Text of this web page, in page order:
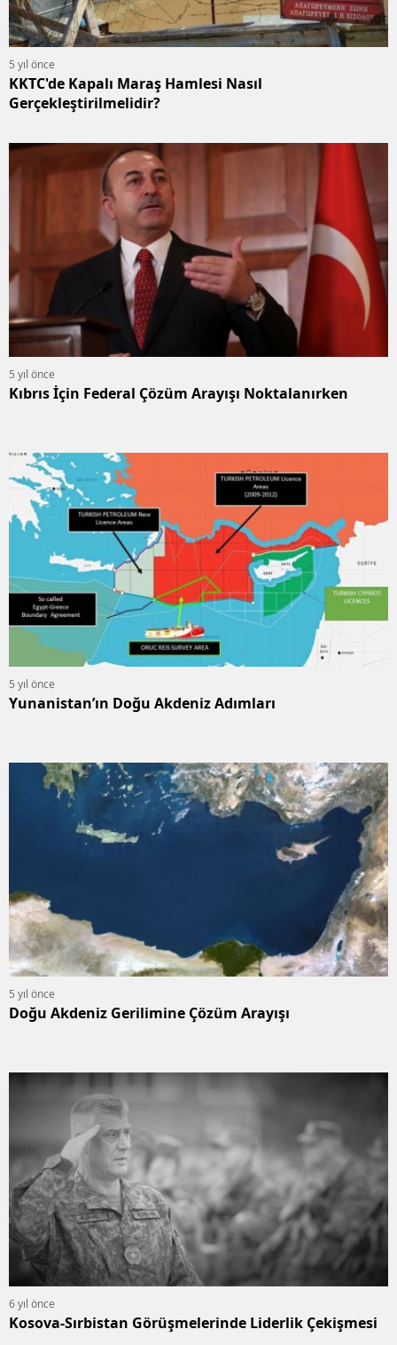
5 yıl önce
KKTC'de Kapalı Maraş Hamlesi Nasıl
Gerçekleştirilmelidir?
5 yıl önce
Kıbrıs İçin Federal Çözüm Arayışı Noktalanırken
5 yıl önce
Yunanistan’ın Doğu Akdeniz Adımları
5 yıl önce
Doğu Akdeniz Gerilimine Çözüm Arayışı
6 yıl önce
Kosova-Sırbistan Görüşmelerinde Liderlik Çekişmesi